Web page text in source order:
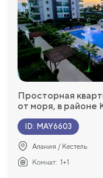
Просторная
от моря, в районе
ID: MAY6603
Алания / Кестель
Комнат: 1+1